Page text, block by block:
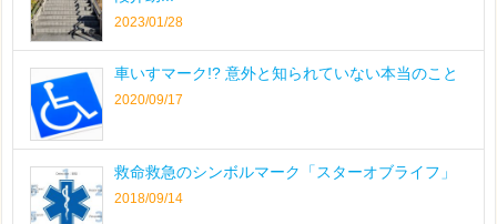
2023/01/28
車いすマーク!? 意外と知られていない本当のこと
2020/09/17
救命救急のシンボルマーク「スターオブライフ」
2018/09/14